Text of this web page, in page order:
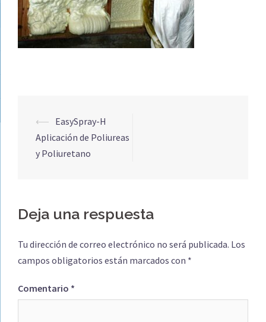
Navegación
de
entradas
⟵ EasySpray-H
Aplicación de Poliureas
y Poliuretano
Deja una respuesta
Tu dirección de correo electrónico no será publicada. Los
campos obligatorios están marcados con *
Comentario *